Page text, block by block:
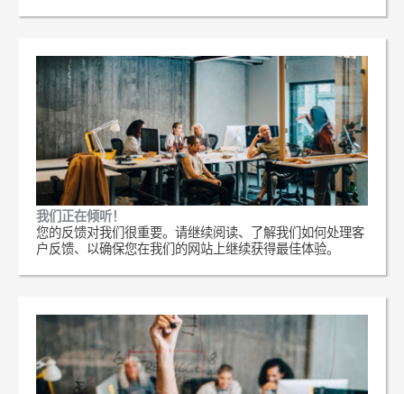
我们正在倾听！
您的反馈对我们很重要。请继续阅读、了解我们如何处理客
户反馈、以确保您在我们的网站上继续获得最佳体验。